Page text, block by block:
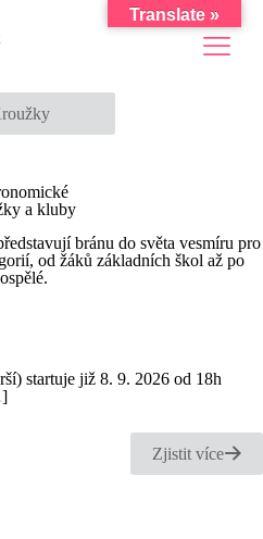
a kluby
bránu do světa vesmíru pro
od žáků základních škol až po
startuje již 8. 9. 2026 od 18h
Zjistit více
Translate »